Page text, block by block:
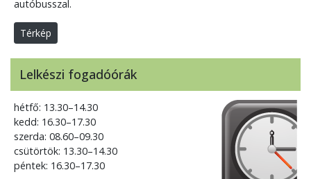
autóbusszal.
Térkép
Lelkészi fogadóórák
hétfő: 13.30–14.30
kedd: 16.30–17.30
szerda: 08.60–09.30
csütörtök: 13.30–14.30
péntek: 16.30–17.30